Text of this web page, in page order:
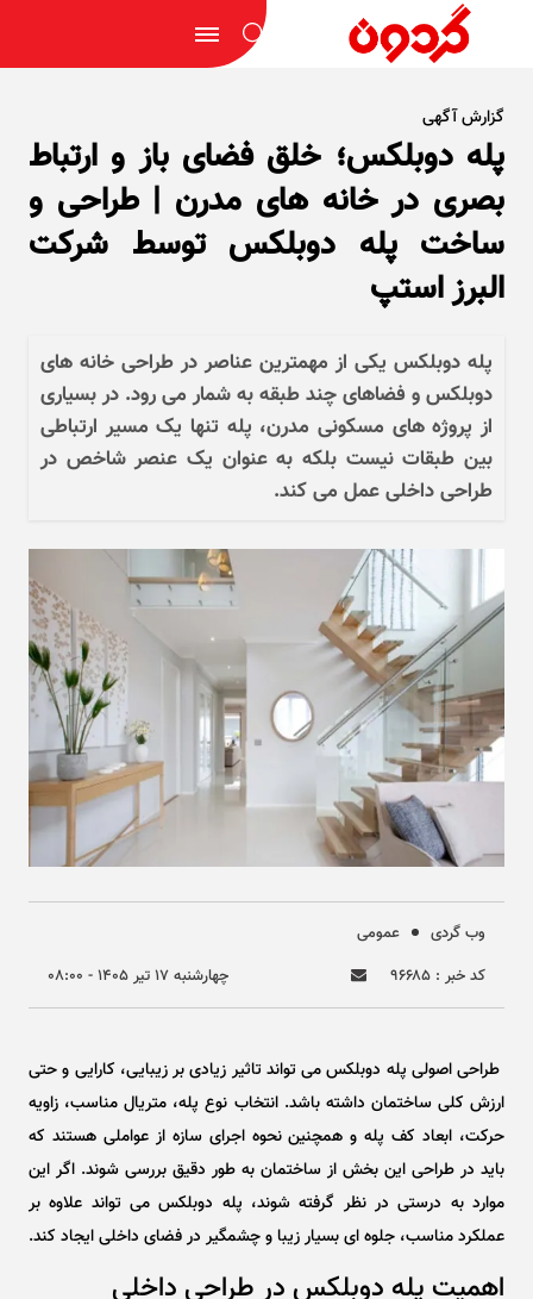
گزارش آگهی
پله دوبلکس؛ خلق فضای باز و ارتباط
بصری در خانه‌ های مدرن | طراحی و
ساخت پله دوبلکس توسط شرکت
البرز استپ
پله دوبلکس یکی از مهمترین عناصر در طراحی خانه های
دوبلکس و فضاهای چند طبقه به شمار می رود. در بسیاری
از پروژه های مسکونی مدرن، پله تنها یک مسیر ارتباطی
بین طبقات نیست بلکه به عنوان یک عنصر شاخص در
طراحی داخلی عمل می کند.
وب گردی
عمومی
کد خبر : ۹۶۶۸۵
چهارشنبه ۱۷ تير ۱۴۰۵ - ۰۸:۰۰
طراحی اصولی پله دوبلکس می تواند تاثیر زیادی بر زیبایی، کارایی و حتی
ارزش کلی ساختمان داشته باشد. انتخاب نوع پله، متریال مناسب، زاویه
حرکت، ابعاد کف پله و همچنین نحوه اجرای سازه از عواملی هستند که
باید در طراحی این بخش از ساختمان به طور دقیق بررسی شوند. اگر این
موارد به درستی در نظر گرفته شوند، پله دوبلکس می تواند علاوه بر
عملکرد مناسب، جلوه ای بسیار زیبا و چشمگیر در فضای داخلی ایجاد کند.
اهمیت پله دوبلکس در طراحی داخلی